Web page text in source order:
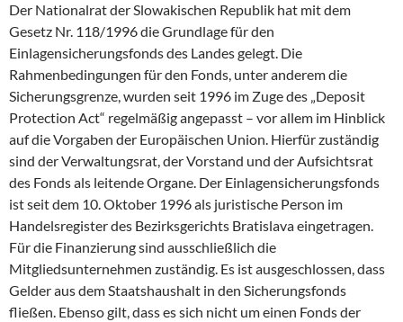
Der Nationalrat der Slowakischen Republik hat mit dem
Gesetz Nr. 118/1996 die Grundlage für den
Einlagensicherungsfonds des Landes gelegt. Die
Rahmenbedingungen für den Fonds, unter anderem die
Sicherungsgrenze, wurden seit 1996 im Zuge des „Deposit
Protection Act“ regelmäßig angepasst – vor allem im Hinblick
auf die Vorgaben der Europäischen Union. Hierfür zuständig
sind der Verwaltungsrat, der Vorstand und der Aufsichtsrat
des Fonds als leitende Organe. Der Einlagensicherungsfonds
ist seit dem 10. Oktober 1996 als juristische Person im
Handelsregister des Bezirksgerichts Bratislava eingetragen.
Für die Finanzierung sind ausschließlich die
Mitgliedsunternehmen zuständig. Es ist ausgeschlossen, dass
Gelder aus dem Staatshaushalt in den Sicherungsfonds
fließen. Ebenso gilt, dass es sich nicht um einen Fonds der